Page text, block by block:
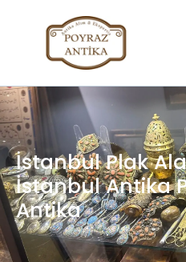
İstanbul Plak
İstanbul Antika
Antika